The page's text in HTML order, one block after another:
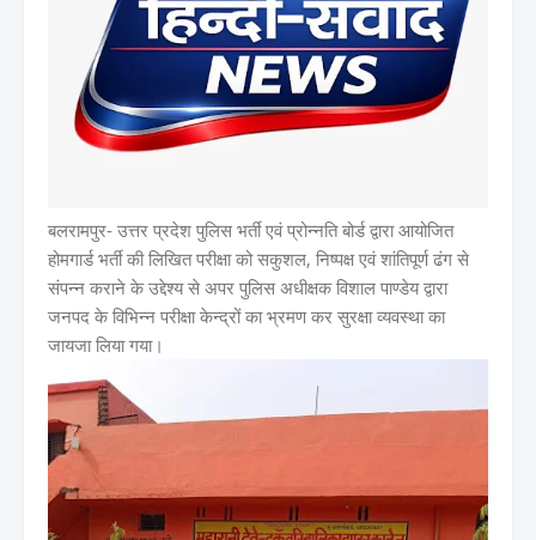
बलरामपुर- उत्तर प्रदेश पुलिस भर्ती एवं प्रोन्नति बोर्ड द्वारा आयोजित
होमगार्ड भर्ती की लिखित परीक्षा को सकुशल, निष्पक्ष एवं शांतिपूर्ण ढंग से
संपन्न कराने के उद्देश्य से अपर पुलिस अधीक्षक विशाल पाण्डेय द्वारा
जनपद के विभिन्न परीक्षा केन्द्रों का भ्रमण कर सुरक्षा व्यवस्था का
जायजा लिया गया।